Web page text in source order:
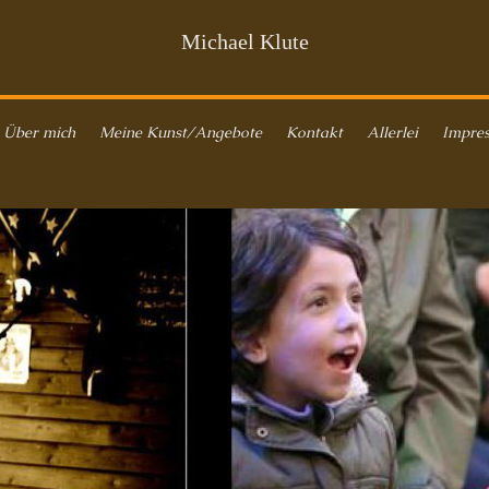
Michael Klute
Über mich Meine Kunst/Angebote Kontakt Allerlei